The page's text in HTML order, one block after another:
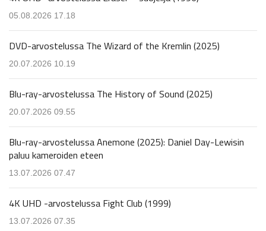
05.08.2026 17.18
DVD-arvostelussa The Wizard of the Kremlin (2025)
20.07.2026 10.19
Blu-ray-arvostelussa The History of Sound (2025)
20.07.2026 09.55
Blu-ray-arvostelussa Anemone (2025): Daniel Day-Lewisin
paluu kameroiden eteen
13.07.2026 07.47
4K UHD -arvostelussa Fight Club (1999)
13.07.2026 07.35